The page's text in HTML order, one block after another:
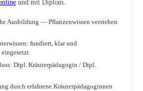
und mit Diplom.
Ausbildung — Pflanzenwissen verstehen
fundiert, klar und
Dipl. Kräuterpädagogin / Dipl.
durch erfahrene Kräuterpädagoginnen